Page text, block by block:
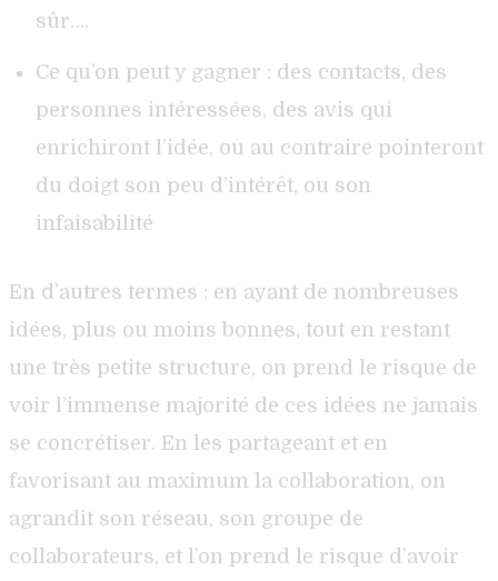
sûr….
Ce qu’on peut y gagner : des contacts, des
personnes intéressées, des avis qui
enrichiront l’idée, ou au contraire pointeront
du doigt son peu d’intérêt, ou son
infaisabilité
En d’autres termes : en ayant de nombreuses
idées, plus ou moins bonnes, tout en restant
une très petite structure, on prend le risque de
voir l’immense majorité de ces idées ne jamais
se concrétiser. En les partageant et en
favorisant au maximum la collaboration, on
agrandit son réseau, son groupe de
collaborateurs, et l’on prend le risque d’avoir